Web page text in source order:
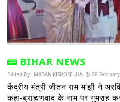
BIHAR NEWS
Edited By: MADAN KISHORE JHA, 28
केंद्रीय मंत्री जीतन राम मांझी ने
कहा-ब्राह्मणवाद के नाम पर गुमराह